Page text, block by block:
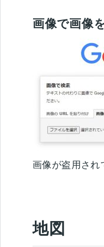
画像で画像
画像が盗用され
地図